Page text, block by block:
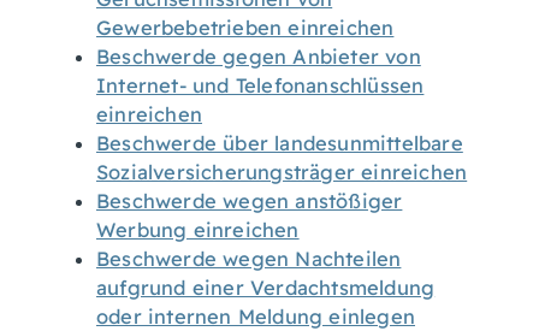
Gewerbebetrieben einreichen
Beschwerde gegen Anbieter von
Internet- und Telefonanschlüssen
einreichen
Beschwerde über landesunmittelbare
Sozialversicherungsträger einreichen
Beschwerde wegen anstößiger
Werbung einreichen
Beschwerde wegen Nachteilen
aufgrund einer Verdachtsmeldung
oder internen Meldung einlegen